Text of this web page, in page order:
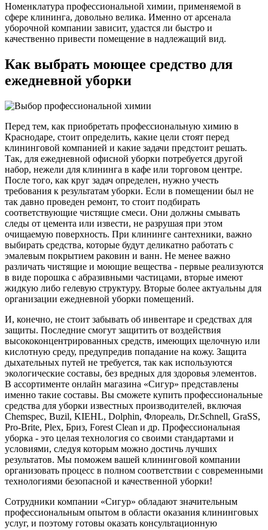
Номенклатура профессиональной химии, применяемой в
сфере клининга, довольно велика. Именно от арсенала
уборочной компании зависит, удастся ли быстро и
качественно привести помещение в надлежащий вид.
Как выбрать моющее средство для
ежедневной уборки
Перед тем, как приобретать профессиональную химию в
Краснодаре, стоит определить, какие цели стоят перед
клининговой компанией и какие задачи предстоит решать.
Так, для ежедневной офисной уборки потребуется другой
набор, нежели для клининга в кафе или торговом центре.
После того, как круг задач определен, нужно учесть
требования к результатам уборки. Если в помещении был не
так давно проведен ремонт, то стоит подбирать
соответствующие чистящие смеси. Они должны смывать
следы от цемента или извести, не разрушая при этом
очищаемую поверхность. При клининге сантехники, важно
выбирать средства, которые будут деликатно работать с
эмалевым покрытием раковин и ванн. Не менее важно
различать чистящие и моющие вещества - первые реализуются
в виде порошка с абразивными частицами, вторые имеют
жидкую либо гелевую структуру. Вторые более актуальны для
организации ежедневной уборки помещений.
И, конечно, не стоит забывать об инвентаре и средствах для
защиты. Последние смогут защитить от воздействия
высококонцентрированных средств, имеющих щелочную или
кислотную среду, предупредив попадание на кожу. Защита
дыхательных путей не требуется, так как используются
экологические составы, без вредных для здоровья элементов.
В ассортименте онлайн магазина «Сигур» представлены
именно такие составы. Вы сможете купить профессиональные
средства для уборки известных производителей, включая
Chemspec, Buzil, KIEHL, Dolphin, Флореаль, Dr.Schnell, GraSS,
Pro-Brite, Plex, Бриз, Forest Clean и др. Профессиональная
уборка - это целая технология со своими стандартами и
условиями, следуя которым можно достичь лучших
результатов. Мы поможем вашей клининговой компании
организовать процесс в полном соответствии с современными
технологиями безопасной и качественной уборки!
Сотрудники компании «Сигур» обладают значительным
профессиональным опытом в области оказания клининговых
услуг, и поэтому готовы оказать консультационную